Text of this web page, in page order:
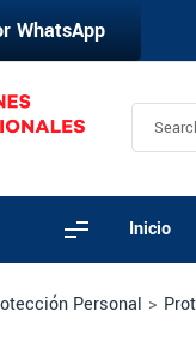
WhatsApp
Inicio
Personal >